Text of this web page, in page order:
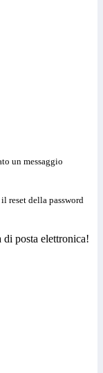
un messaggio
reset della password
posta elettronica!